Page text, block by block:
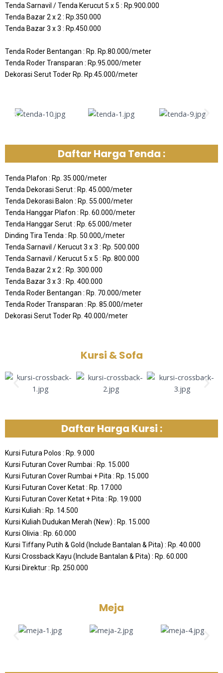
Tenda Sarnavil / Tenda Kerucut 5 x 5 : Rp.900.000
Tenda Bazar 2 x 2 : Rp.350.000
Tenda Bazar 3 x 3 : Rp.450.000
Tenda Roder Bentangan : Rp. Rp.80.000/meter
Tenda Roder Transparan : Rp.95.000/meter
Dekorasi Serut Toder Rp. Rp.45.000/meter
Daftar Harga Tenda :
Tenda Plafon : Rp. 35.000/meter
Tenda Dekorasi Serut : Rp. 45.000/meter
Tenda Dekorasi Balon : Rp. 55.000/meter
Tenda Hanggar Plafon : Rp. 60.000/meter
Tenda Hanggar Serut : Rp. 65.000/meter
Dinding Tira Tenda : Rp. 50.000,/meter
Tenda Sarnavil / Kerucut 3 x 3 : Rp. 500.000
Tenda Sarnavil / Kerucut 5 x 5 : Rp. 800.000
Tenda Bazar 2 x 2 : Rp. 300.000
Tenda Bazar 3 x 3 : Rp. 400.000
Tenda Roder Bentangan : Rp. 70.000/meter
Tenda Roder Transparan : Rp. 85.000/meter
Dekorasi Serut Toder Rp. 40.000/meter
Kursi & Sofa
Daftar Harga Kursi :
Kursi Futura Polos : Rp. 9.000
Kursi Futuran Cover Rumbai : Rp. 15.000
Kursi Futuran Cover Rumbai + Pita : Rp. 15.000
Kursi Futuran Cover Ketat : Rp. 17.000
Kursi Futuran Cover Ketat + Pita : Rp. 19.000
Kursi Kuliah : Rp. 14.500
Kursi Kuliah Dudukan Merah (New) : Rp. 15.000
Kursi Olivia : Rp. 60.000
Kursi Tiffany Putih & Gold (Include Bantalan & Pita) : Rp. 40.000
Kursi Crossback Kayu (Include Bantalan & Pita) : Rp. 60.000
Kursi Direktur : Rp. 250.000
Meja